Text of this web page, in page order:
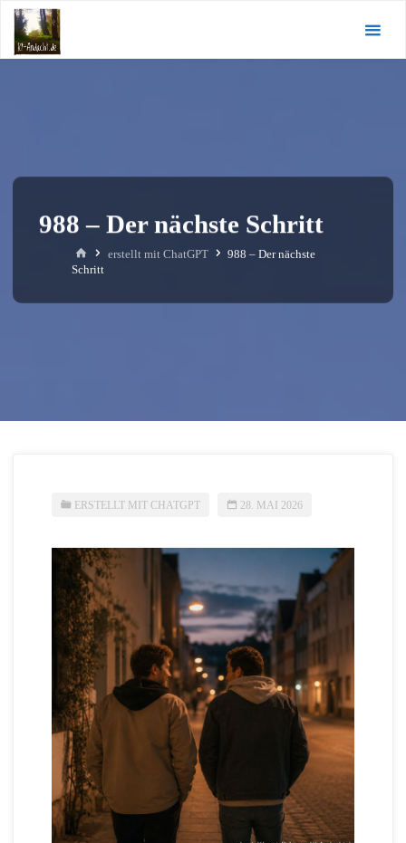
Zum
Inhalt
springen
988 – Der nächste Schritt
Starterstellt mit ChatGPT
988 – Der nächste
Schritt
ERSTELLT MIT CHATGPT 28. MAI 2026